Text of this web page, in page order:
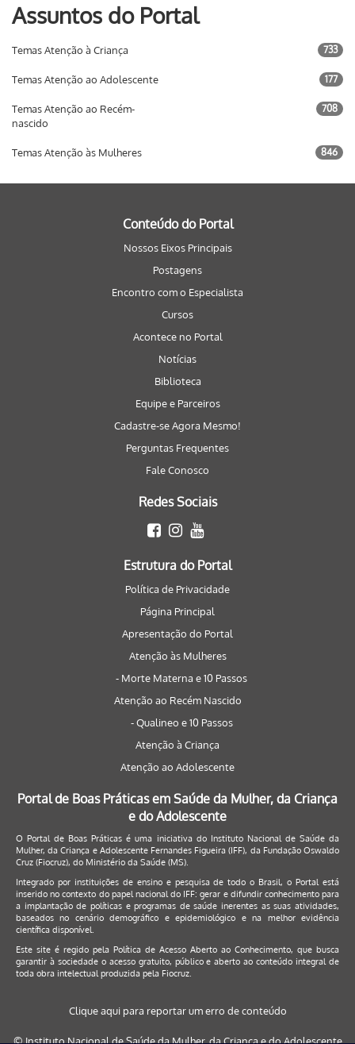
Assuntos do Portal
Temas Atenção à Criança 733
Temas Atenção ao Adolescente 177
Temas Atenção ao Recém-
nascido
708
Temas Atenção às Mulheres 846
Conteúdo do Portal
Nossos Eixos Principais
Postagens
Encontro com o Especialista
Cursos
Acontece no Portal
Notícias
Biblioteca
Equipe e Parceiros
Cadastre-se Agora Mesmo!
Perguntas Frequentes
Fale Conosco
Redes Sociais
Estrutura do Portal
Política de Privacidade
Página Principal
Apresentação do Portal
Atenção às Mulheres
- Morte Materna e 10 Passos
Atenção ao Recém Nascido
- Qualineo e 10 Passos
Atenção à Criança
Atenção ao Adolescente
Portal de Boas Práticas em Saúde da Mulher, da Criança
e do Adolescente
O Portal de Boas Práticas é uma iniciativa do Instituto Nacional de Saúde da
Mulher, da Criança e Adolescente Fernandes Figueira (IFF), da Fundação Oswaldo
Cruz (Fiocruz), do Ministério da Saúde (MS).
Integrado por instituições de ensino e pesquisa de todo o Brasil, o Portal está
inserido no contexto do papel nacional do IFF: gerar e difundir conhecimento para
a implantação de políticas e programas de saúde inerentes as suas atividades,
baseados no cenário demográfico e epidemiológico e na melhor evidência
científica disponível.
Este site é regido pela Política de Acesso Aberto ao Conhecimento, que busca
garantir à sociedade o acesso gratuito, público e aberto ao conteúdo integral de
toda obra intelectual produzida pela Fiocruz.
Clique aqui para reportar um erro de conteúdo
© Instituto Nacional de Saúde da Mulher, da Criança e do Adolescente